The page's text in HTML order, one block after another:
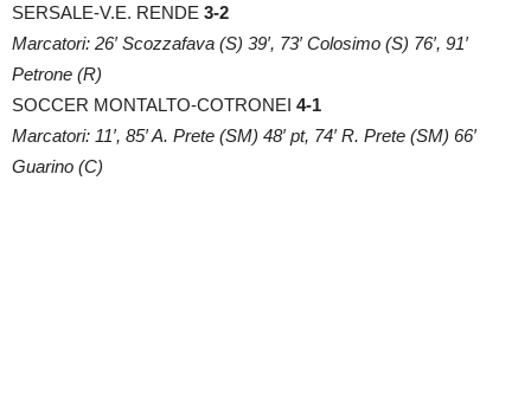
SERSALE-V.E. RENDE 3-2
Marcatori: 26′ Scozzafava (S) 39′, 73′ Colosimo (S) 76′, 91′
Petrone (R)
SOCCER MONTALTO-COTRONEI 4-1
Marcatori: 11′, 85′ A. Prete (SM) 48′ pt, 74′ R. Prete (SM) 66′
Guarino (C)